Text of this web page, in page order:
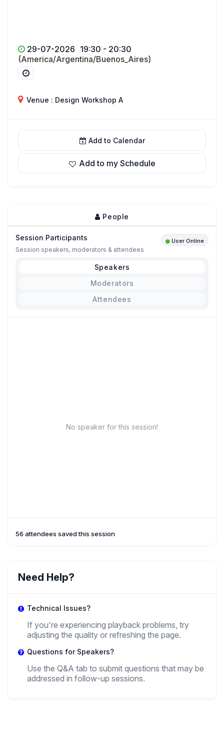
29-07-2026 19:30 - 20:30
(America/Argentina/Buenos_Aires)
Venue : Design Workshop A
Add to Calendar
Add to my Schedule
People
Session Participants User Online
Session speakers, moderators & attendees
Speakers
Moderators
Attendees
No speaker for this session!
56 attendees saved this session
Need Help?
Technical Issues?
If you're experiencing playback problems, try
adjusting the quality or refreshing the page.
Questions for Speakers?
Use the Q&A tab to submit questions that may be
addressed in follow-up sessions.